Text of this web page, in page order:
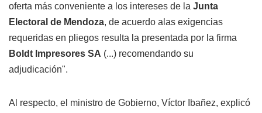
oferta más conveniente a los intereses de la Junta
Electoral de Mendoza, de acuerdo alas exigencias
requeridas en pliegos resulta la presentada por la firma
Boldt Impresores SA (...) recomendando su
adjudicación".
Al respecto, el ministro de Gobierno, Víctor Ibañez, explicó